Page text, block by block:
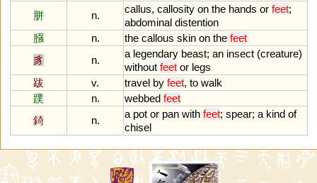
胼
n.
callus, callosity on the hands or feet;
abdominal distention
膙
n. the callous skin on the feet
豸
n.
a legendary beast; an insect (creature)
without feet or legs
跋
v. travel by feet, to walk
蹼
n. webbed feet
錡
n.
a pot or pan with feet; spear; a kind of
chisel